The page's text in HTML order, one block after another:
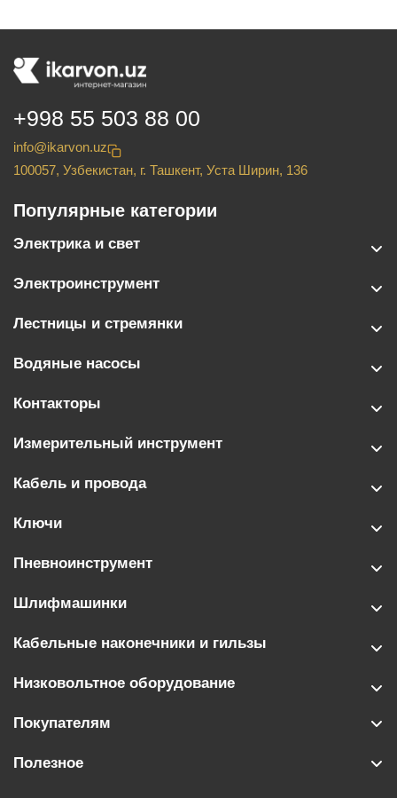
+998 55 503 88 00
info@ikarvon.uz
100057, Узбекистан, г. Ташкент, Уста Ширин, 136
Популярные категории
Электрика и свет
Электроинструмент
Лестницы и стремянки
Водяные насосы
Контакторы
Измерительный инструмент
Кабель и провода
Ключи
Пневноинструмент
Шлифмашинки
Кабельные наконечники и гильзы
Низковольтное оборудование
Покупателям
Полезное